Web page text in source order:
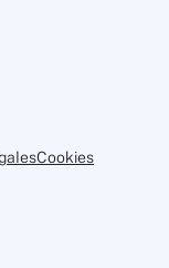
lesCookies